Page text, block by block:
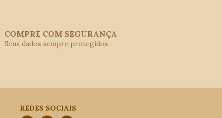
COMPRE COM SEGURANÇA
Seus dados sempre protegidos
REDES SOCIAIS